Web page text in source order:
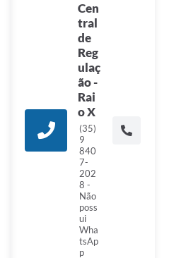
Cen
tral
de
Reg
ulaç
ão -
Rai
o X
(35)
9
840
7-
202
8 -
Não
poss
ui
Wha
tsAp
p